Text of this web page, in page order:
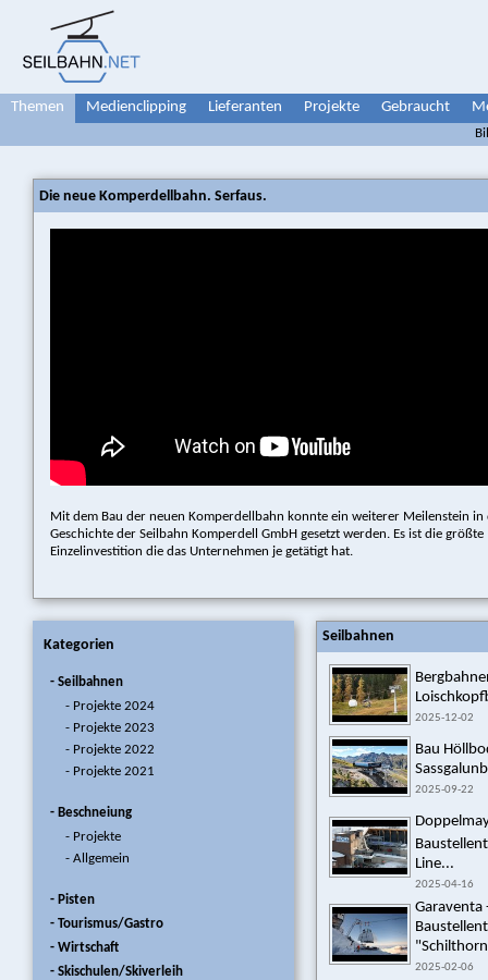
Themen Medienclipping Lieferanten Projekte Gebraucht
Die neue Komperdellbahn. Serfaus.
Mit dem Bau der neuen Komperdellbahn konnte ein weiterer Meilenstein in
Geschichte der Seilbahn Komperdell GmbH gesetzt werden. Es ist die größte
Einzelinvestition die das Unternehmen je getätigt hat.
Kategorien
- Seilbahnen
- Projekte 2024
- Projekte 2023
- Projekte 2022
- Projekte 2021
- Beschneiung
- Projekte
- Allgemein
- Pisten
- Tourismus/Gastro
- Wirtschaft
- Skischulen/Skiverleih
Seilbahnen
2025-12-02
Bau
2025-09-22
Doppelmayr
Line...
2025-04-16
Garaventa
2025-02-06